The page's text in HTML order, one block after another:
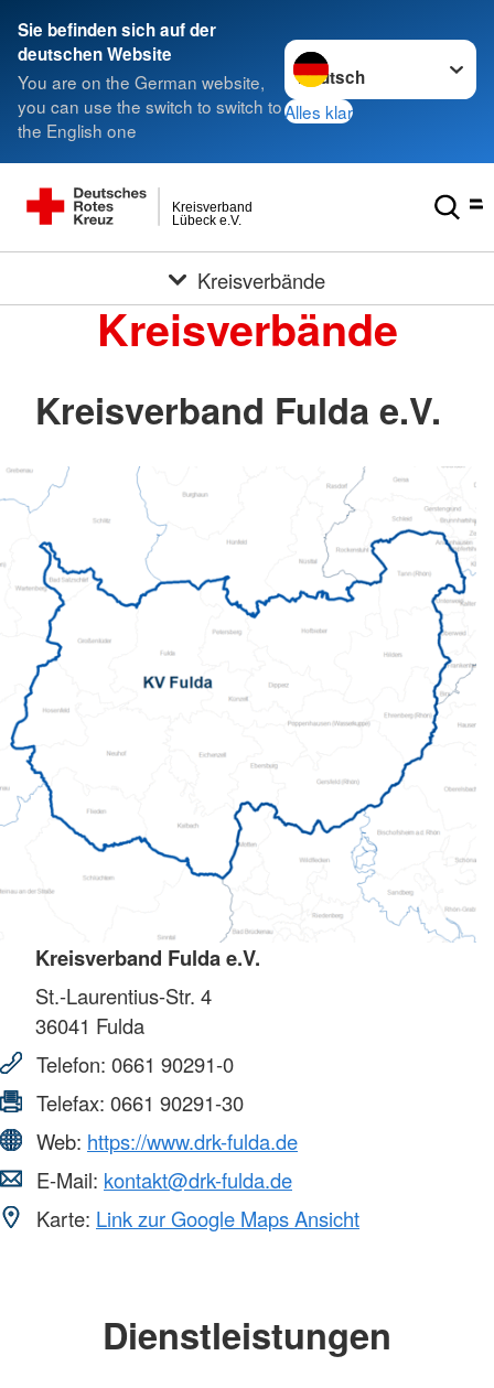
Sie befinden sich auf der
deutschen Website
You are on the German website,
you can use the switch to switch to
the English one
Sprache wechseln zu
Alles klar
Lübeck e.V.
Kreisverband
Kreisverbände
Kreisverbände
Kreisverband Fulda e.V.
Kreisverband Fulda e.V.
St.-Laurentius-Str. 4
36041 Fulda
Telefon: 0661 90291-0
Telefax: 0661 90291-30
Web: https://www.drk-fulda.de
E-Mail: kontakt@drk-fulda.de
Karte: Link zur Google Maps Ansicht
Dienstleistungen